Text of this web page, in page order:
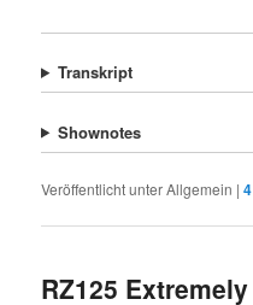
Transkript
Shownotes
Veröffentlicht unterAllgemein |4
RZ125